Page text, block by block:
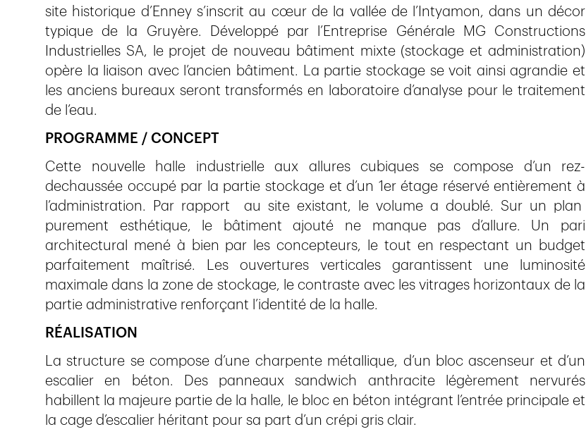
site historique d’Enney s’inscrit au cœur de la vallée de l’Intyamon, dans un décor
typique de la Gruyère. Développé par l’Entreprise Générale MG Constructions
Industrielles SA, le projet de nouveau bâtiment mixte (stockage et administration)
opère la liaison avec l’ancien bâtiment. La partie stockage se voit ainsi agrandie et
les anciens bureaux seront transformés en laboratoire d’analyse pour le traitement
de l’eau.
PROGRAMME / CONCEPT
Cette nouvelle halle industrielle aux allures cubiques se compose d’un rez-
dechaussée occupé par la partie stockage et d’un 1er étage réservé entièrement à
l’administration. Par rapport au site existant, le volume a doublé. Sur un plan
purement esthétique, le bâtiment ajouté ne manque pas d’allure. Un pari
architectural mené à bien par les concepteurs, le tout en respectant un budget
parfaitement maîtrisé. Les ouvertures verticales garantissent une luminosité
maximale dans la zone de stockage, le contraste avec les vitrages horizontaux de la
partie administrative renforçant l’identité de la halle.
RÉALISATION
La structure se compose d’une charpente métallique, d’un bloc ascenseur et d’un
escalier en béton. Des panneaux sandwich anthracite légèrement nervurés
habillent la majeure partie de la halle, le bloc en béton intégrant l’entrée principale et
la cage d’escalier héritant pour sa part d’un crépi gris clair.